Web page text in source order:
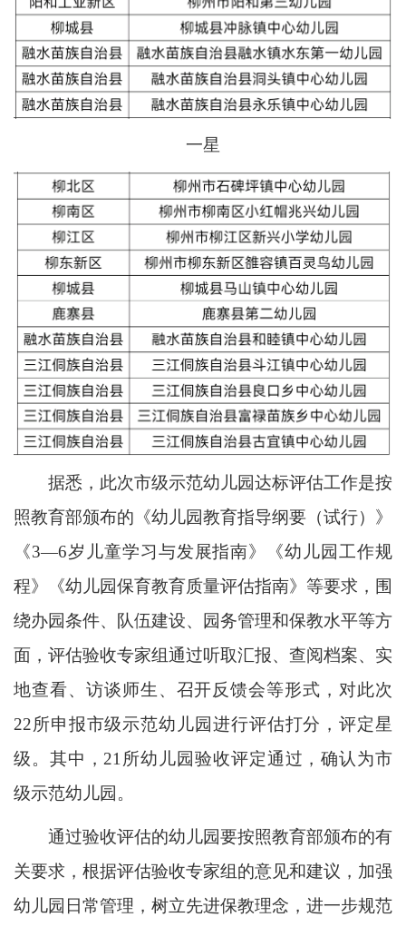
一星
据悉，此次市级示范幼儿园达标评估工作是按
照教育部颁布的《幼儿园教育指导纲要（试行）》
《3—6岁儿童学习与发展指南》《幼儿园工作规
程》《幼儿园保育教育质量评估指南》等要求，围
绕办园条件、队伍建设、园务管理和保教水平等方
面，评估验收专家组通过听取汇报、查阅档案、实
地查看、访谈师生、召开反馈会等形式，对此次
22所申报市级示范幼儿园进行评估打分，评定星
级。其中，21所幼儿园验收评定通过，确认为市
级示范幼儿园。
通过验收评估的幼儿园要按照教育部颁布的有
关要求，根据评估验收专家组的意见和建议，加强
幼儿园日常管理，树立先进保教理念，进一步规范